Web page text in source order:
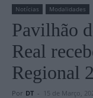
Notícias Modalidades
Pavilhão
Real
Regional
Por DT - 15 de Março,